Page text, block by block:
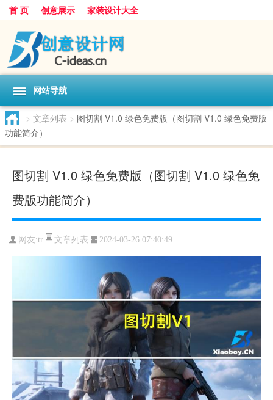
首 页 创意展示 家装设计大全
网站导航
> 文章列表 > 图切割 V1.0 绿色免费版（图切割 V1.0 绿色免费版
功能简介）
图切割 V1.0 绿色免费版（图切割 V1.0 绿色免
费版功能简介）
网友:tr 文章列表 2024-03-26 07:40:49